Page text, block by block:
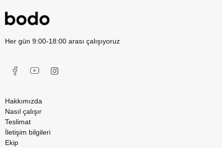
Her gün 9:00-18:00 arası çalışıyoruz
Hakkımızda
Nasıl çalışır
Teslimat
İletişim bilgileri
Ekip